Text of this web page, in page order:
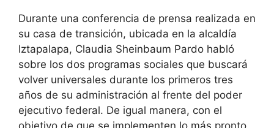
Durante una conferencia de prensa realizada en
su casa de transición, ubicada en la alcaldía
Iztapalapa, Claudia Sheinbaum Pardo habló
sobre los dos programas sociales que buscará
volver universales durante los primeros tres
años de su administración al frente del poder
ejecutivo federal. De igual manera, con el